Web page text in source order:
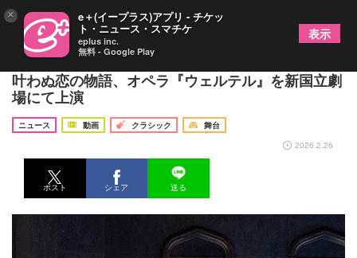
愛の歓び、そして痛み 詩人ウェルテルの美しくも
叶わぬ恋の物語、オペラ『ウェルテル』を新国立劇
場にて上演
ニュース 動画 クラシック
舞台
2026.2.26
ポスト シェア 送る
× e＋(イープラス)アプリ - チケッ
ト・ニュース・スマチケ
eplus inc.
無料 - Google Play
表示